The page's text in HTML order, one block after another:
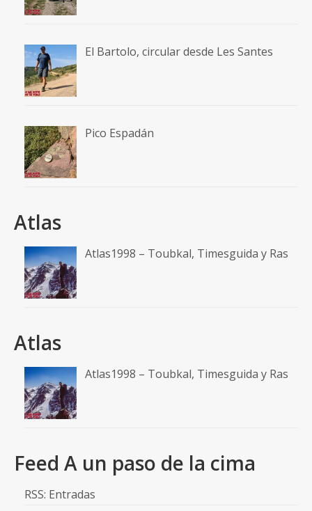
El Bartolo, circular desde Les Santes
Pico Espadán
Atlas
Atlas1998 – Toubkal, Timesguida y Ras
Atlas
Atlas1998 – Toubkal, Timesguida y Ras
Feed A un paso de la cima
RSS: Entradas